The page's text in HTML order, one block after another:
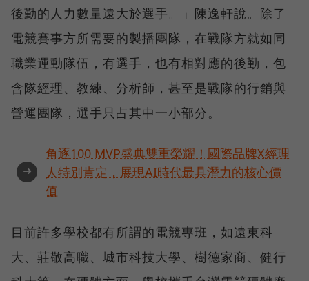
後勤的人力數量遠大於選手。」陳逸軒說。除了
電競賽事方所需要的製播團隊，在戰隊方就如同
職業運動隊伍，有選手，也有相對應的後勤，包
含隊經理、教練、分析師，甚至是戰隊的行銷與
營運團隊，選手只占其中一小部分。
➜
角逐100 MVP盛典雙重榮耀！國際品牌X經理
人特別肯定，展現AI時代最具潛力的核心價
值
目前許多學校都有所謂的電競專班，如遠東科
大、莊敬高職、城市科技大學、樹德家商、健行